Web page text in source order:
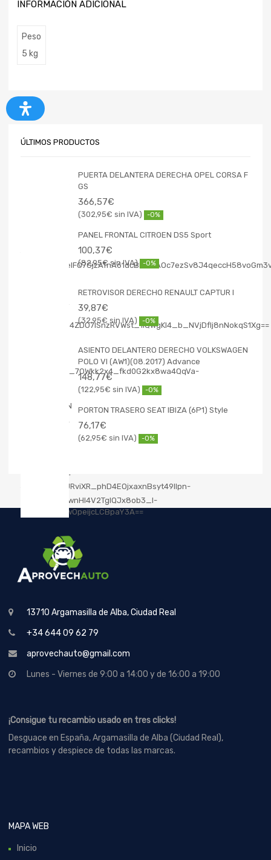
INFORMACIÓN ADICIONAL
Peso
5 kg
ÚLTIMOS PRODUCTOS
PUERTA DELANTERA DERECHA OPEL CORSA F
GS
366,57€
302,95€ -0%
PANEL FRONTAL CITROEN DS5 Sport
100,37€
82,95€ -0%
RETROVISOR DERECHO RENAULT CAPTUR I
39,87€
32,95€ -0%
ASIENTO DELANTERO DERECHO VOLKSWAGEN
POLO VI (AW1)(08.2017) Advance
148,77€
122,95€ -0%
PORTON TRASERO SEAT IBIZA (6P1) Style
76,17€
62,95€ -0%
13710 Argamasilla de Alba, Ciudad Real
+34 644 09 62 79
aprovechauto@gmail.com
Lunes - Viernes de 9:00 a 14:00 y de 16:00 a 19:00
¡Consigue tu recambio usado en tres clicks!
Desguace en España, Argamasilla de Alba (Ciudad Real),
recambios y despiece de todas las marcas.
MAPA WEB
Inicio